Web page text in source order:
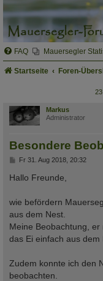
FAQ Mauersegler
Startseite Foren-
Markus
Administrator
Besondere
B
i
t
a
g
Fr 31. Aug 2018, 20:32
Hallo Freunde,
wie befördern
aus dem Nest.
Meine Beobachtung,
das Ei einfach aus dem
Zudem konnte ich den
beobachten.